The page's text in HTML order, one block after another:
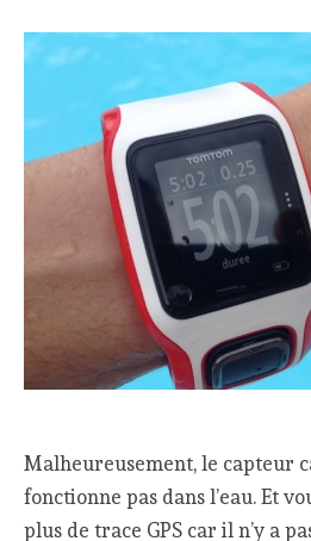
Malheureusement, le capteur
fonctionne pas dans l’eau. Et
plus de trace GPS car il n’y a